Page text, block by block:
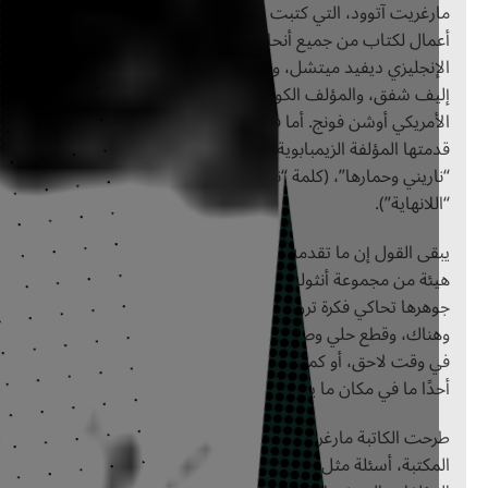
آتوود، التي كتبت قصة بعنوان “القمر المخربش”، تلتها
لكتاب من جميع أنحاء العالم، فكان منها أعمال للروائي
ديفيد ميتشل، والشاعر الأيسلندي سجون، والكاتبة التركية
شفق، والمؤلف الكوري الجنوبي هان كانغ، والشاعر الفيتنامي
الأمريكي أوشن فونج. أما في 2022م، فكان آخر عمل هو رواية
المؤلفة الزيمبابوية تسيتسي دانغاريمبا وجاءت بعنوان
وحمارها”، (كلمة “ناريني” مشتقة من كلمة زيمبابوية تعني
القول إن ما تقدمه هذه المكتبة هو هدية للأجيال القادمة في
من مجموعة أنثولوجية مكونة من مائة نص فريد. وهي في
تحاكي فكرة تروق لنا، فعندما كنا أطفالًا كنا ندفن أشياء هنا
وقطع حلي وصناديق صغيرة، على أمل أن يجدها شخص ما
وقت لاحق، أو كما نرمي رسالة في زجاجة في عرض البحر لعل
ما في مكان ما يجدها ويقرأ ما في داخلها.
الكاتبة مارغريت آتوود عند تسليم مؤلفها “الوديعة” إلى أدراج
أسئلة مثل: “هل سيكون هناك من يبقى لاستكشاف تلك